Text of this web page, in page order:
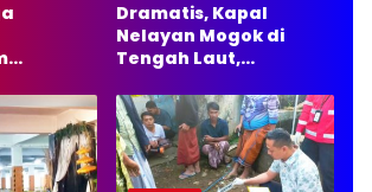
Jiwa
Dramatis, Kapal
Nelayan Mogok di
Tengah Laut,
Kirim 35 Liter Solar